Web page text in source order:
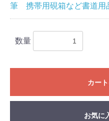
筆 携帯用硯箱など書道用
数量
カー
お気に